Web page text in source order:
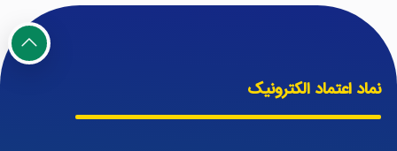
نماد اعتماد الکترونیک